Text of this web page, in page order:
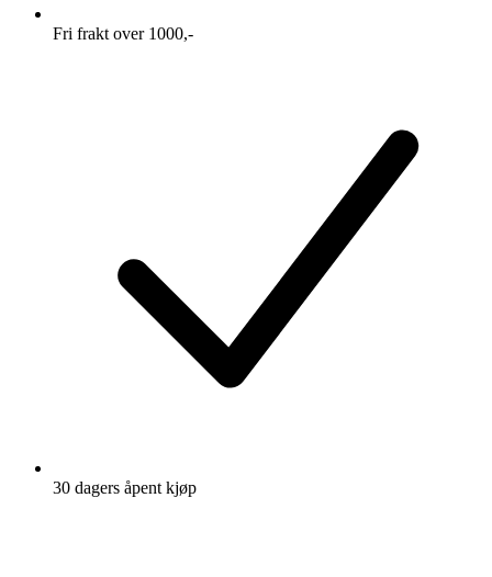
Fri frakt over 1000,-
30 dagers åpent kjøp